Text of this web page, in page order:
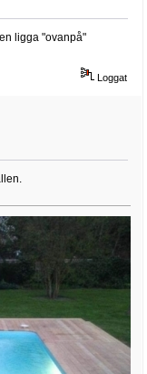
ligga "ovanpå"
Loggat